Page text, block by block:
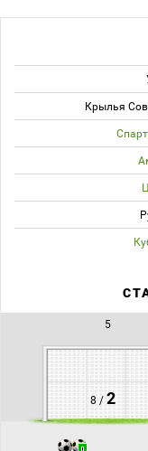
Крылья
5
8 /2